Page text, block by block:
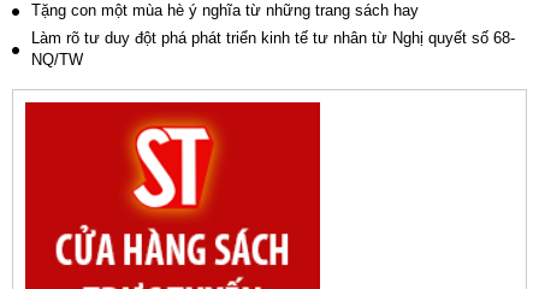
Tặng con một mùa hè ý nghĩa từ những trang sách hay
Làm rõ tư duy đột phá phát triển kinh tế tư nhân từ Nghị quyết số 68-
NQ/TW